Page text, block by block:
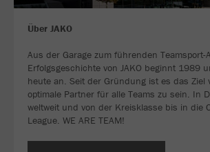
Über JAKO
Aus der Garage zum führenden Teamsport-
Erfolgsgeschichte von JAKO beginnt 1989
heute an. Seit der Gründung ist es das Ziel
optimale Partner für alle Teams zu sein. In
weltweit und von der Kreisklasse bis in die
League. WE ARE TEAM!